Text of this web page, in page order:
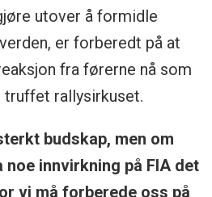
utover å formidle
er forberedt på at
fra førerne nå som
truffet rallysirkuset.
budskap, men om
noe innvirkning på FIA det
vi må forberede oss på